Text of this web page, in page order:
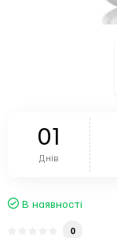
01
Днів
В наявності
0